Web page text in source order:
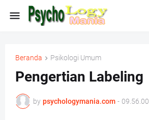
Beranda Psikologi Umum
Pengertian Labeling
by psychologymania.com - 09.56.00